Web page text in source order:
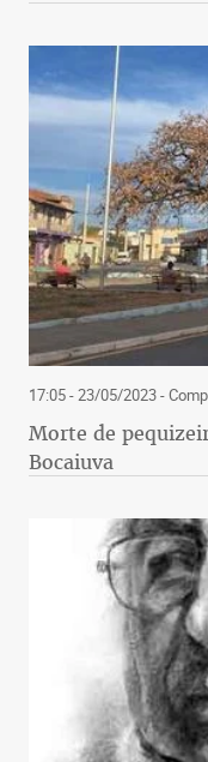
17:05 - 23/05/2023-
Morte de
Bocaiuva